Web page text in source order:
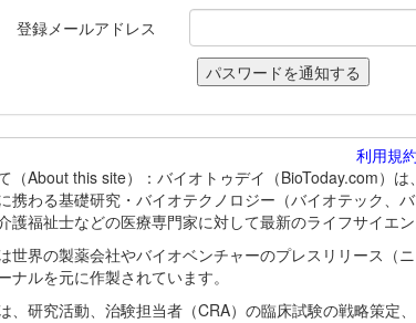
登録メールアドレス
利用規約
（About this site）：バイオトゥデイ（BioToday.com）
携わる基礎研究・バイオテクノロジー（バイオテック、
護福祉士などの医療専門家に対して最新のライフサイエ
世界の製薬会社やバイオベンチャーのプレスリリース
ナルを元に作製されています。
、研究活動、治験担当者（CRA）の臨床試験の戦略策定